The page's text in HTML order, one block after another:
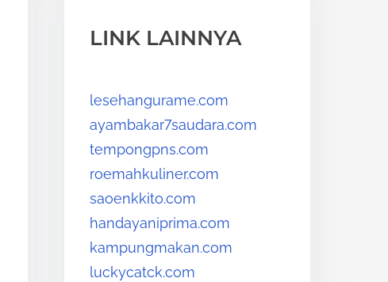
LINK LAINNYA
lesehangurame.com
ayambakar7saudara.com
tempongpns.com
roemahkuliner.com
saoenkkito.com
handayaniprima.com
kampungmakan.com
luckycatck.com